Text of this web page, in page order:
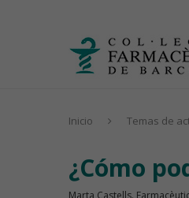
Inicio Temas de
¿Cómo
Marta Castells.